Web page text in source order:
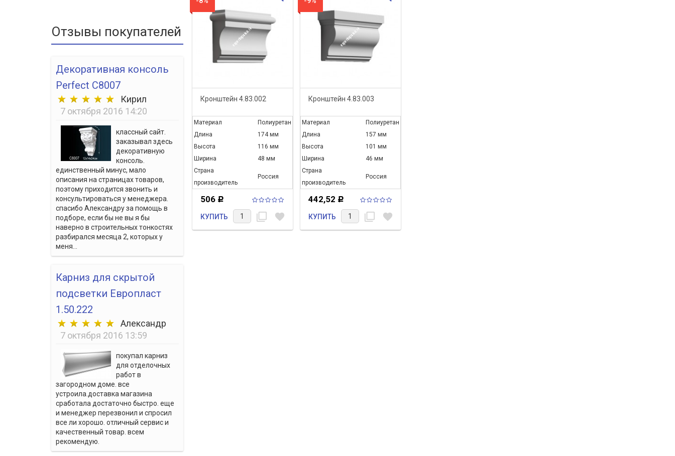
Отзывы покупателей
Декоративная консоль
Perfect C8007
Кирил
7 октября 2016 14:20
классный сайт.
заказывал здесь
декоративную
консоль.
единственный минус, мало
описания на страницах товаров,
поэтому приходится звонить и
консультироваться у менеджера.
спасибо Александру за помощь в
подборе, если бы не вы я бы
наверно в строительных тонкостях
разбирался месяца 2, которых у
меня...
Карниз для скрытой
подсветки Европласт
1.50.222
Александр
7 октября 2016 13:59
покупал карниз
для отделочных
работ в
загородном доме. все
устроила.доставка магазина
сработала достаточно быстро. еще
и менеджер перезвонил и спросил
все ли хорошо. отличный сервис и
качественный товар. всем
рекомендую.
Кронштейн 4.83.002
Материал
Полиуретан
Длина
174 мм
Высота
116 мм
Ширина
48 мм
Страна
производитель
Россия
506 Р
КУПИТЬ filter_none favorite
Кронштейн 4.83.003
Материал
Полиуретан
Длина
157 мм
Высота
101 мм
Ширина
46 мм
Страна
производитель
Россия
442,52 Р
КУПИТЬ filter_none favorite